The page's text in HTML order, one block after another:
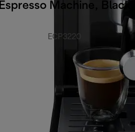
Espresso Machine, Black
ECP3220